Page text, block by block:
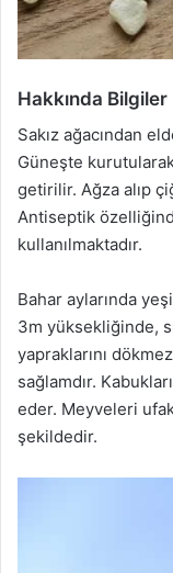
Hakkında Bilgiler
Sakız ağacından
Güneşte
getirilir. Ağza alıp
Antiseptik
kullanılmaktadır.
Bahar aylarında
3m yüksekliğinde,
yapraklarını
sağlamdır.
eder. Meyveleri
şekildedir.